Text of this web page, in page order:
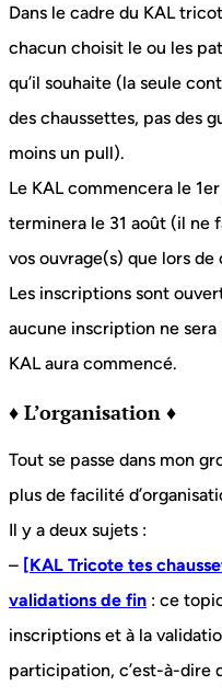
Dans le cadre du KAL
chacun choisit le ou les
qu’il souhaite (la seule
des chaussettes, pas des
moins un pull).
Le KAL commencera le
terminera le 31 août (il
vos ouvrage(s) que lors
Les inscriptions sont
aucune inscription ne sera
KAL aura commencé.
♦ L’organisation ♦
Tout se passe dans mon
plus de facilité
Il y a deux sujets :
– [KAL Tricote tes
validations de fin : ce
inscriptions et à la
participation, c’est-à-dire